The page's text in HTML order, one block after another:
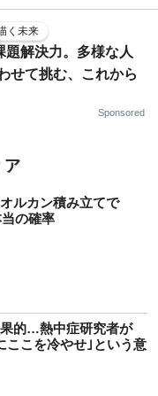
く未来
題解決力。多様な人
せて挑む、これから
Sponsored
ルカン積み立てで
当の確率
的…熱中症研究者が
ここを冷やせ｣という意